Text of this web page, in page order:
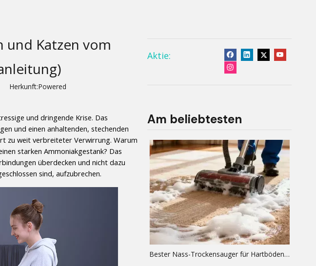
und Katzen vom
Herkunft:Powered
und dringende Krise. Das
und einen anhaltenden, stechenden
zu weit verbreiteter Verwirrung. Warum
starken Ammoniakgestank? Das
überdecken und nicht dazu
sind, aufzubrechen.
Aktie:
Am beliebtesten
Bester Nass-Trockensauger für Hartböden: Top-Tipps und technischer Leitfaden